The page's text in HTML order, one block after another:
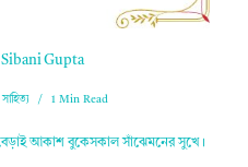
Gupta
1 Min Read
আকাশ বুকেসকাল সাঁঝেমনের সুখে।